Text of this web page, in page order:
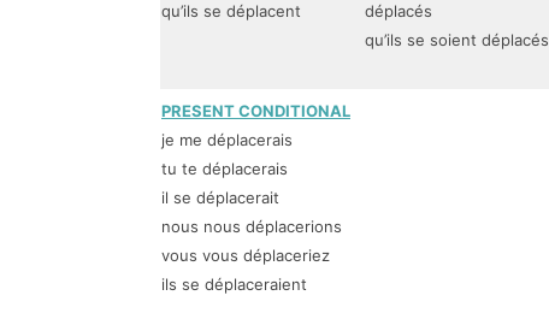
qu’ils se déplacent
déplacés
qu’ils se soient déplacés
PRESENT CONDITIONAL
je me déplacerais
tu te déplacerais
il se déplacerait
nous nous déplacerions
vous vous déplaceriez
ils se déplaceraient